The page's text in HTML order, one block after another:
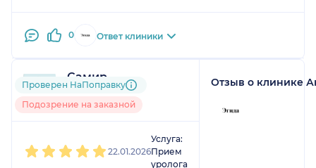
0 Ответ клиники
Самир
До 5 записей через
НаПоправку
Проверен НаПоправку
Подозрение на заказной
22.01.2026
Услуга:
Прием
уролога
Отзыв о клинике